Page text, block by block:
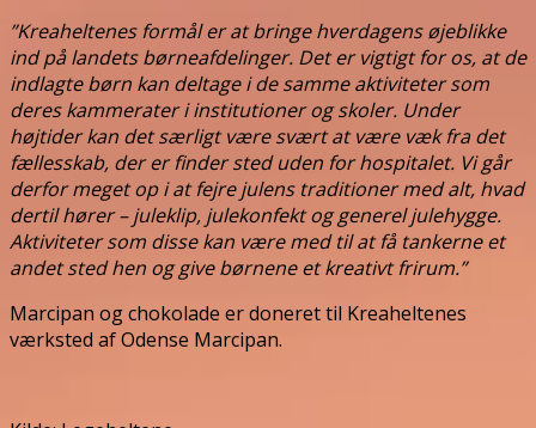
”Kreaheltenes formål er at bringe hverdagens øjeblikke
ind på landets børneafdelinger. Det er vigtigt for os, at de
indlagte børn kan deltage i de samme aktiviteter som
deres kammerater i institutioner og skoler. Under
højtider kan det særligt være svært at være væk fra det
fællesskab, der er finder sted uden for hospitalet. Vi går
derfor meget op i at fejre julens traditioner med alt, hvad
dertil hører – juleklip, julekonfekt og generel julehygge.
Aktiviteter som disse kan være med til at få tankerne et
andet sted hen og give børnene et kreativt frirum.”
Marcipan og chokolade er doneret til Kreaheltenes
værksted af Odense Marcipan.